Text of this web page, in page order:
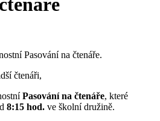
Pasování na čtenáře.
čtenáři,
Pasování na čtenáře, které
8:15 hod. ve školní družině.